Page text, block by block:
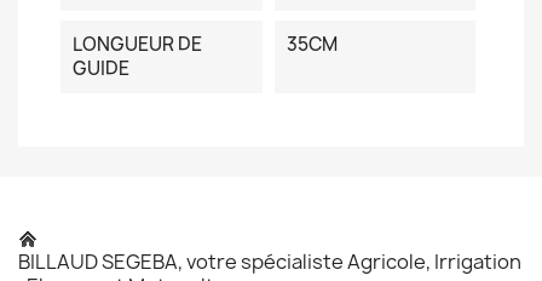
LONGUEUR DE
GUIDE
35CM
BILLAUD SEGEBA, votre spécialiste Agricole, Irrigation